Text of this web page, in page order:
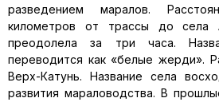
разведением маралов.
километров от трассы до села
преодолела за три часа.
переводится как «белые жерди».
Верх-Катунь. Название села
развития мараловодства. В